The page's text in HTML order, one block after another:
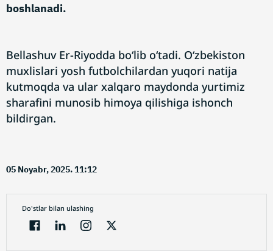
boshlanadi.
Bellashuv Er-Riyodda bo‘lib o‘tadi. O‘zbekiston
muxlislari yosh futbolchilardan yuqori natija
kutmoqda va ular xalqaro maydonda yurtimiz
sharafini munosib himoya qilishiga ishonch
bildirgan.
05 Noyabr, 2025. 11:12
Do'stlar bilan ulashing